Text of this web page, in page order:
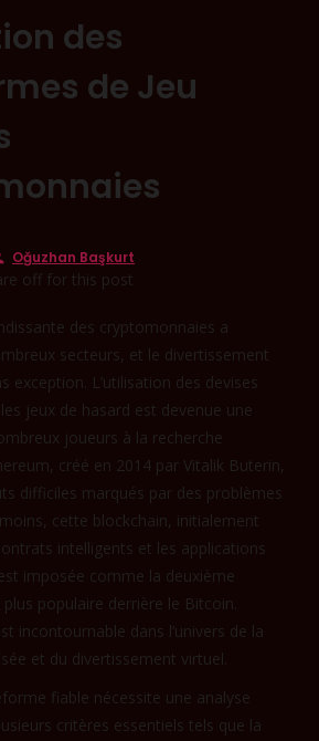
des
de Jeu
Oğuzhan Başkurt
off for this post
des cryptomonnaies a
secteurs, et le divertissement
exception. L’utilisation des devises
jeux de hasard est devenue une
joueurs à la recherche
créé en 2014 par Vitalik Buterin,
difficiles marqués par des problèmes
cette blockchain, initialement
intelligents et les applications
imposée comme la deuxième
populaire derrière le Bitcoin.
incontournable dans l’univers de la
et du divertissement virtuel.
fiable nécessite une analyse
critères essentiels tels que la